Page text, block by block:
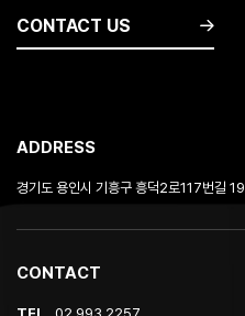
CONTACT US
ADDRESS
경기도 용인시 기흥구 흥덕2로117번길 19
CONTACT